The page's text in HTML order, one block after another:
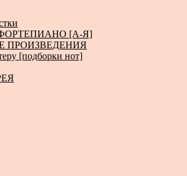
[А-Я]
ПРОИЗВЕДЕНИЯ
[подборки нот]